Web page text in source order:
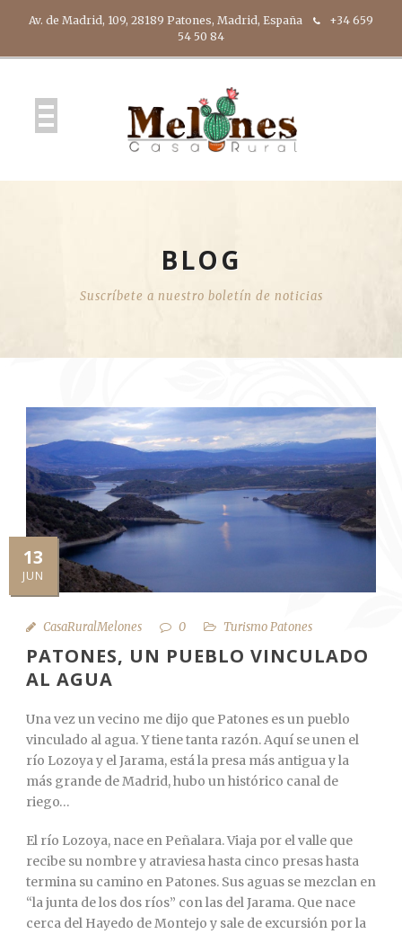
Av. de Madrid, 109, 28189 Patones, Madrid, España
+34 659
54 50 84
BLOG
Suscríbete a nuestro boletín de noticias
13
JUN
CasaRuralMelones 0 Turismo Patones
PATONES, UN PUEBLO VINCULADO
AL AGUA
Una vez un vecino me dijo que Patones es un pueblo
vinculado al agua. Y tiene tanta razón. Aquí se unen el
río Lozoya y el Jarama, está la presa más antigua y la
más grande de Madrid, hubo un histórico canal de
riego…
El río Lozoya, nace en Peñalara. Viaja por el valle que
recibe su nombre y atraviesa hasta cinco presas hasta
termina su camino en Patones. Sus aguas se mezclan en
“la junta de los dos ríos” con las del Jarama. Que nace
cerca del Hayedo de Montejo y sale de excursión por la